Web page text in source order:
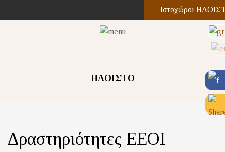
Ιστοχώροι
ΗΔΟΙΣΤΟ
Δραστηριότητες ΕΕΟΙ